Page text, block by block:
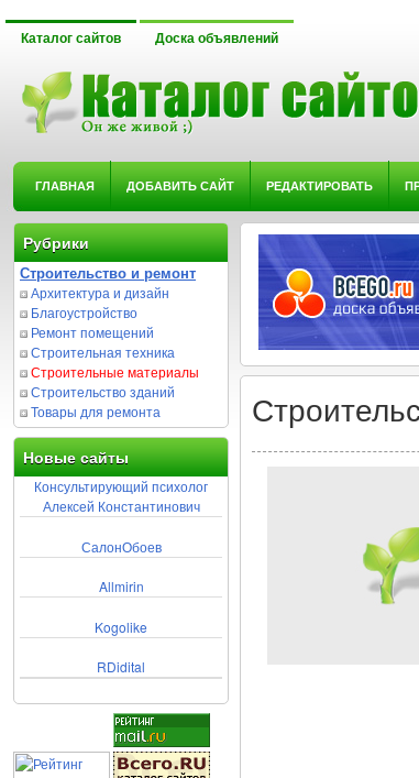
Каталог сайтов Доска объявлений
ГЛАВНАЯ ДОБАВИТЬ САЙТ РЕДАКТИРОВАТЬ
Рубрики
Строительство и ремонт
Архитектура и дизайн
Благоустройство
Ремонт помещений
Строительная техника
Строительные материалы
Строительство зданий
Товары для ремонта
Новые сайты
Консультирующий психолог
Алексей Константинович
СалонОбоев
Allmirin
Kogolike
RDidital